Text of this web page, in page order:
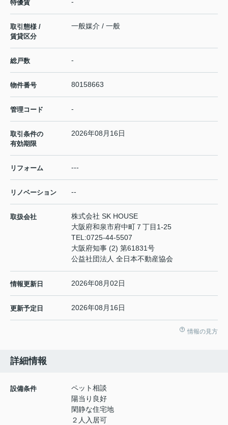
特優賃
取引態様 /
賃貸区分
一般媒介 / 一般
総戸数 -
物件番号 80158663
管理コード -
取引条件の
有効期限
2026年08月16日
リフォーム ---
リノベーション --
取扱会社
株式会社 SK HOUSE
大阪府和泉市府中町７丁目1-25
TEL:0725-44-5507
大阪府知事 (2) 第61831号
公益社団法人 全日本不動産協会
情報更新日 2026年08月02日
更新予定日 2026年08月16日
情報の見方
詳細情報
設備条件
ペット相談
陽当り良好
閑静な住宅地
２人入居可